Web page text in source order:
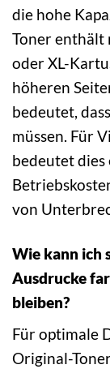
die hohe
Toner enthält
oder XL-
höheren
bedeutet,
müssen. Für
bedeutet
von
Wie kann ich
Ausdrucke
bleiben?
Für optimale
Original-